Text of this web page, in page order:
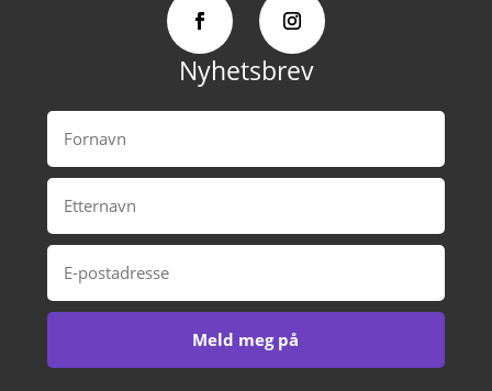
Nyhetsbrev